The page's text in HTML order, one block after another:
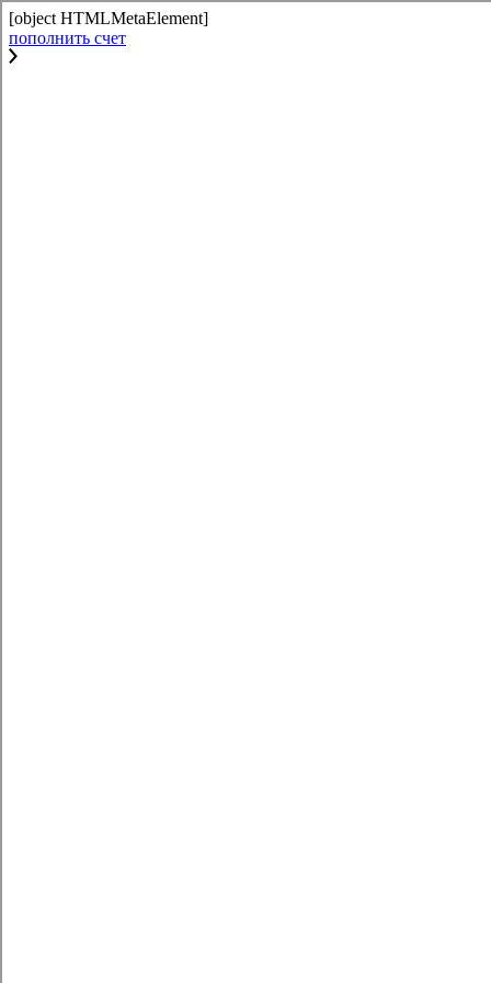
[object HTMLMetaElement]
пополнить счет